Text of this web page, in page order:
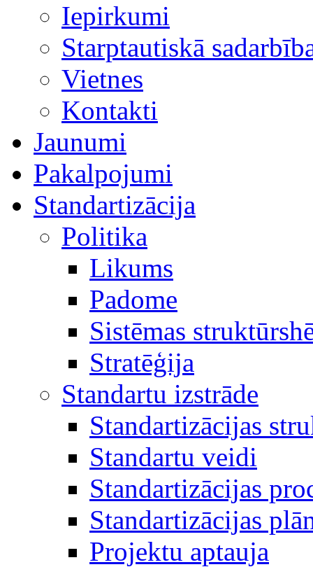
Iepirkumi
Starptautiskā
Vietnes
Kontakti
Jaunumi
Pakalpojumi
Standartizācija
Politika
Likums
Padome
Sistēmas
Stratēģija
Standartu izstrāde
Standartizācijas
Standartu veidi
Standartizācijas
Standartizācijas
Projektu aptauja